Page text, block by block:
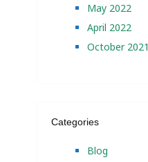
May 2022
April 2022
October 2021
Categories
Blog